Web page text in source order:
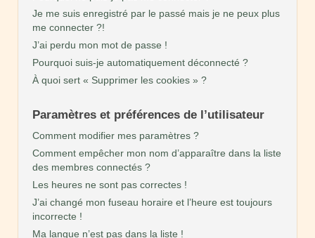
Je me suis enregistré par le passé mais je ne peux plus
me connecter ?!
J’ai perdu mon mot de passe !
Pourquoi suis-je automatiquement déconnecté ?
À quoi sert « Supprimer les cookies » ?
Paramètres et préférences de l’utilisateur
Comment modifier mes paramètres ?
Comment empêcher mon nom d’apparaître dans la liste
des membres connectés ?
Les heures ne sont pas correctes !
J’ai changé mon fuseau horaire et l’heure est toujours
incorrecte !
Ma langue n’est pas dans la liste !